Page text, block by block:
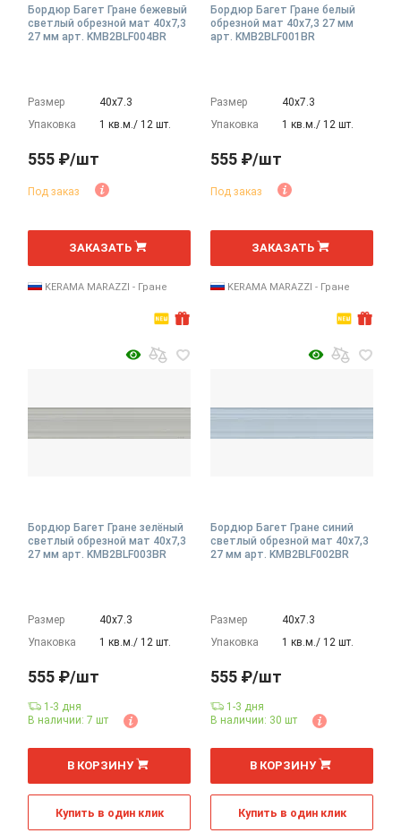
Бордюр Багет Гране бежевый
светлый обрезной мат 40x7,3
27 мм арт. KMB2BLF004BR
Размер
40х7.3
Упаковка
1 кв.м./ 12 шт.
555 ₽/шт
Под заказ
шт
ЗАКАЗАТЬ
KERAMA MARAZZI - Гране
Бордюр Багет Гране белый
обрезной мат 40x7,3 27 мм
арт. KMB2BLF001BR
Размер
40х7.3
Упаковка
1 кв.м./ 12 шт.
555 ₽/шт
Под заказ
шт
ЗАКАЗАТЬ
KERAMA MARAZZI - Гране
Бордюр Багет Гране зелёный
светлый обрезной мат 40x7,3
27 мм арт. KMB2BLF003BR
Размер
40х7.3
Упаковка
1 кв.м./ 12 шт.
555 ₽/шт
1-3 дня
В наличии: 7 шт
шт
В КОРЗИНУ
Купить в один клик
Бордюр Багет Гране синий
светлый обрезной мат 40x7,3
27 мм арт. KMB2BLF002BR
Размер
40х7.3
Упаковка
1 кв.м./ 12 шт.
555 ₽/шт
1-3 дня
В наличии: 30 шт
шт
В КОРЗИНУ
Купить в один клик